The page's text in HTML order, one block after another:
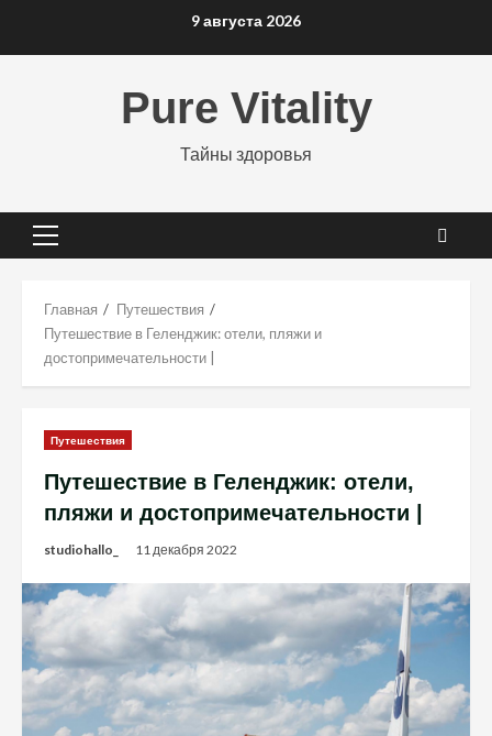
9 августа 2026
Pure Vitality
Тайны здоровья
Основное
Главная
Путешествия
Путешествие в Геленджик: отели, пляжи и
достопримечательности |
Путешествия
Путешествие в Геленджик: отели,
пляжи и достопримечательности |
studiohallo_ 11 декабря 2022